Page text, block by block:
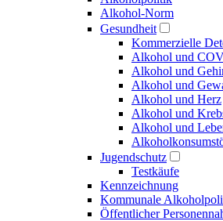
Alkohol-Norm
Gesundheit
Kommerzielle
Alkohol und
Alkohol und
Alkohol und
Alkohol und Herz
Alkohol und
Alkohol und
Jugendschutz
Testkäufe
Kennzeichnung
Kommunale
Öffentlicher